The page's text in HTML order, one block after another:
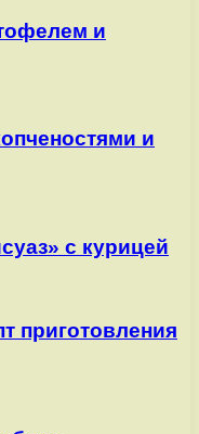
и
и
с курицей
приготовления